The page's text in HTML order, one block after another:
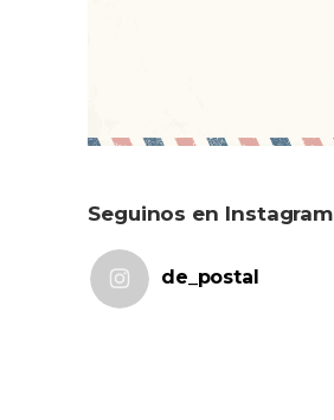
Seguinos en Instagram
de_postal